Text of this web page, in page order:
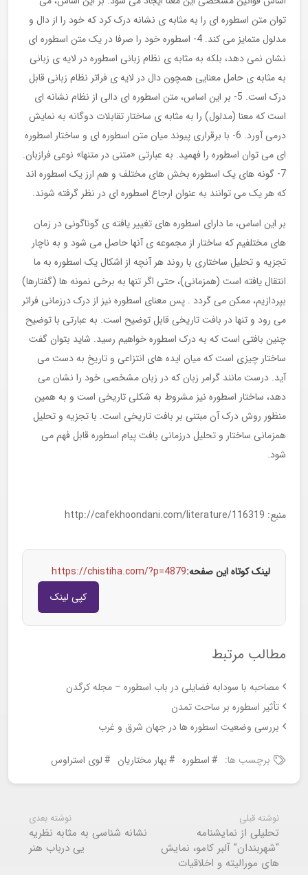
توان متن اسطوره ای را به مثابه ی نشانه درک کرد که خود را از دال و
مدلول متمایز می کند. 4- اسطوره خود را صرفا در یک متن اسطوره ای
نشان نمی دهد، بلکه به مثابه ی نظام زبانی اسطوره در لایه ی زبانی
به مثابه ی حامل معنایی همچون دال در لایه ی فراتر نظام زبانی قابل
درک است. 5- بر این اساس، متن اسطوره ای دالی از نظام نشانه ای
است که معنا (مدلول) را به مثابه ی ساختار تقابلات دوگانه به نمایش
درمی آورد. 6- با برقراری پیوند میان متن اسطوره ای و ساختار اسطوره
ای می توان اسطوره را فهمید. به عبارتی «متنی در متنها» نوعی فرازبان.
7- گونه های یک اسطوره بخش های مختلف و هم ارز یک اسطوره اند
که هر یک می توانند به عنوان ارجاع اسطوره ای در نظر گرفته شوند.
بر این اساس، ما دارای اسطوره های تغییر یافته ی گوناگونی در زمان
های مختلفیم که ساختار از مجموعه ی آنها حاصل می شود و به ناچار
تجزیه و تحلیل ساختاری با روند هر آنچه از اشکال یک اسطوره به ما
انتقال یافته است (همزمانی)، حتی اگر تنها به برخی نمونه ها (گفتارها)
بپردازیم، ممکن می گردد . پس معنای اسطوره نیز از درک درزمانی فراتر
می رود و تنها در بافت تاریخی قابل توضیح است. به عبارتی با توضیح
چنین بافتی است که به درک اسطوره خواهیم رسید. شاید بتوان گفت
ساختار چیزی است که میان ایده های انتزاعی و تاریخ به دست می
آید. درست مانند گرامر زبان که در زبان مشخصی خود را نشان می
دهد، ساختار اسطوره نیز مشروط به شکلی تاریخی است و به همین
منظور روش درک آن مبتنی بر بافت تاریخی است. با تجزیه و تحلیل
همزمانی ساختار و تحلیل درزمانی بافت پیام اسطوره قابل فهم می
شود.
منبع: http://cafekhoondani.com/literature/116319
لینک کوتاه این صفحه:https://chistiha.com/?p=4879
کپی لینک
مطالب مرتبط
مصاحبه با سودابه فضایلی در باب اسطوره – مجله کرگدن
تأثیر اسطوره بر ساحت تمدن
بررسی وضعیت اسطوره ها در جهان شرق و غرب
برچسب ها: اسطوره بهار مختاریان لوی استراوس
نوشته قبلی
تحلیلی از نمایشنامه
“شهربندان” آلبر کامو، نمایش
های مورالیته و اخلاقیات
نوشته بعدی
نشانه شناسی به مثابه نظریه
یی درباب هنر